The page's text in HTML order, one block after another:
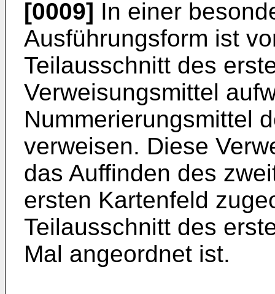
[0009] In einer
Ausführungsform ist
Teilausschnitt des
Verweisungsmittel
Nummerierungsmittel
verweisen. Diese
das Auffinden des
ersten Kartenfeld
Teilausschnitt des
Mal angeordnet ist.